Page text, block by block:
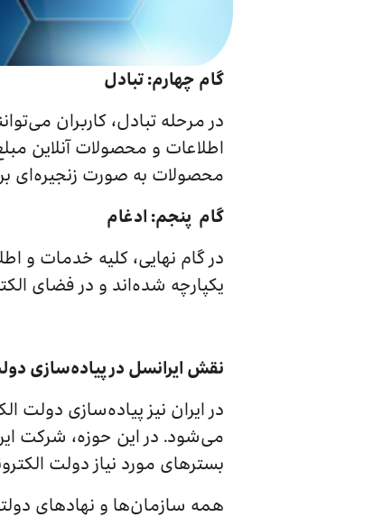
گام چهارم: تبادل
در مرحله تبادل، کاربران
اطلاعات و محصولات آنلاین
محصولات به صورت زنجیره‌ای
گام پنجم: ادغام
در گام نهایی، کلیه خدمات و
یکپارچه شده‌اند و در فضای
نقش ایرانسل در پیاده‌سازی
در ایران نیز پیاده‌سازی دولت
می‌شود. در این حوزه، شرکت
بسترهای مورد نیاز دولت
همه سازمان‌ها و نهادهای